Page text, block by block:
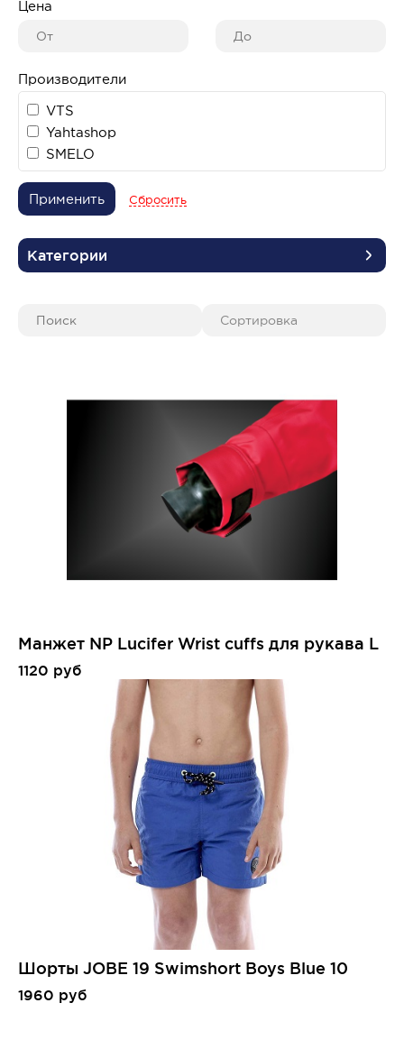
Цена
Производители
VTS
Yahtashop
SMELO
Применить Сбросить
Категории
Манжет NP Lucifer Wrist cuffs для рукава L
1120 руб
Шорты JOBE 19 Swimshort Boys Blue 10
1960 руб